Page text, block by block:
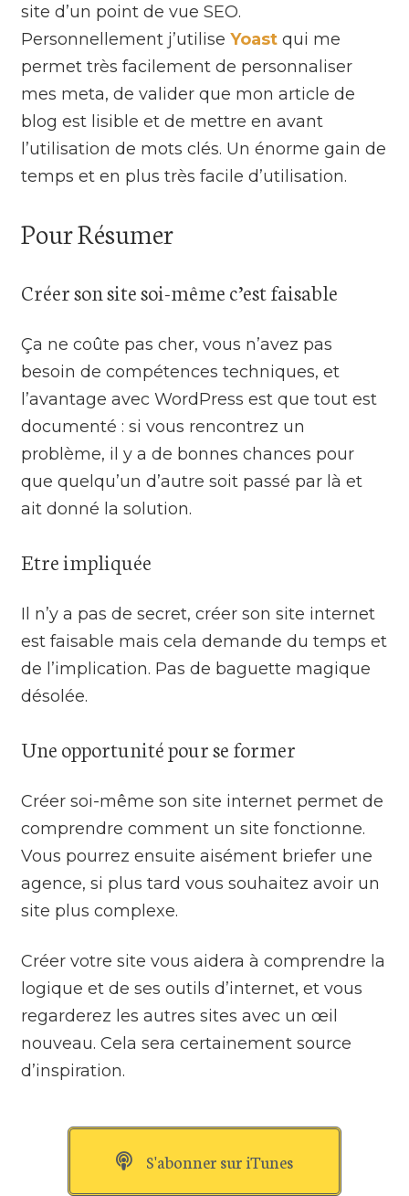
site d’un point de vue SEO.
Personnellement j’utiliseYoastqui me
permet très facilement de personnaliser
mes meta, de valider que mon article de
blog est lisible et de mettre en avant
l’utilisation de mots clés. Un énorme gain de
temps et en plus très facile d’utilisation.
Pour Résumer
Créer son site soi-même c’est faisable
Ça ne coûte pas cher, vous n’avez pas
besoin de compétences techniques, et
l’avantage avec WordPress est que tout est
documenté : si vous rencontrez un
problème, il y a de bonnes chances pour
que quelqu’un d’autre soit passé par là et
ait donné la solution.
Etre impliquée
Il n’y a pas de secret, créer son site internet
est faisable mais cela demande du temps et
de l’implication. Pas de baguette magique
désolée.
Une opportunité pour se former
Créer soi-même son site internet permet de
comprendre comment un site fonctionne.
Vous pourrez ensuite aisément briefer une
agence, si plus tard vous souhaitez avoir un
site plus complexe.
Créer votre site vous aidera à comprendre la
logique et de ses outils d’internet, et vous
regarderez les autres sites avec un œil
nouveau. Cela sera certainement source
d’inspiration.
S'abonner sur iTunes